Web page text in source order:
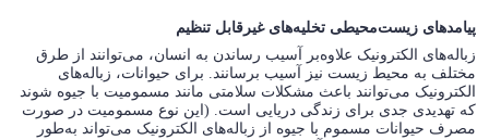
پیامدهای زیست‌محیطی تخلیه‌های غیرقابل تنظیم
زباله‌های الکترونیک علاوه‌بر آسیب رساندن به انسان، می‌توانند از طرق
مختلف به محیط زیست نیز آسیب برسانند. برای حیوانات، زباله‌های
الکترونیک می‌توانند باعث مشکلات سلامتی مانند مسمومیت با جیوه شوند
که تهدیدی جدی برای زندگی دریایی است. (این نوع مسمومیت در صورت
مصرف حیوانات مسموم با جیوه از زباله‌های الکترونیک می‌تواند به‌طور